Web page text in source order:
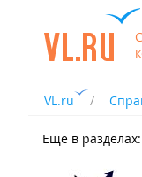
VL.ru
Ещё в разделах: